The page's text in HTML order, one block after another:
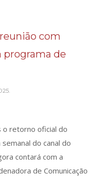
com
programa de
o retorno oficial do
do canal do
contará com a
de Comunicação